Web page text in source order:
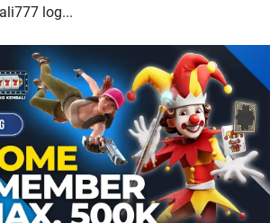
Slot Online Gacor dengan Bonus
Menguntungkan
log...